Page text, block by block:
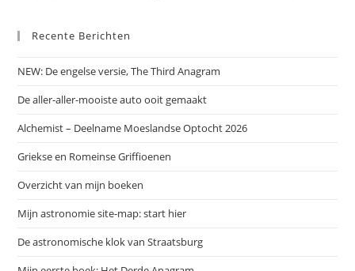
Recente Berichten
NEW: De engelse versie, The Third Anagram
De aller-aller-mooiste auto ooit gemaakt
Alchemist – Deelname Moeslandse Optocht 2026
Griekse en Romeinse Griffioenen
Overzicht van mijn boeken
Mijn astronomie site-map: start hier
De astronomische klok van Straatsburg